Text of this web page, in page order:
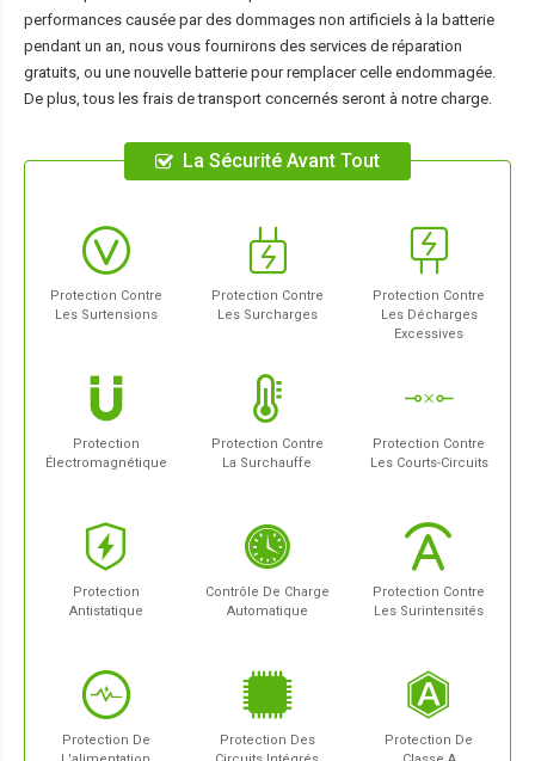
performances causée par des dommages non artificiels à la batterie
pendant un an, nous vous fournirons des services de réparation
gratuits, ou une nouvelle batterie pour remplacer celle endommagée.
De plus, tous les frais de transport concernés seront à notre charge.
La Sécurité Avant Tout
Protection Contre
Les Surtensions
Protection Contre
Les Surcharges
Protection Contre
Les Décharges
Excessives
Protection
Électromagnétique
Protection Contre
La Surchauffe
Protection Contre
Les Courts-Circuits
Protection
Antistatique
Contrôle De Charge
Automatique
Protection Contre
Les Surintensités
Protection De
Protection Des
Protection De